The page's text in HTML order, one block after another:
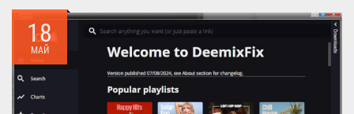
предназначена для...
18
МАЙ